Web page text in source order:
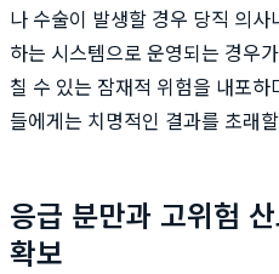
나 수술이 발생할 경우 당직 의
하는 시스템으로 운영되는 경우
칠 수 있는 잠재적 위험을 내포하
들에게는 치명적인 결과를 초래
응급 분만과 고위험
확보